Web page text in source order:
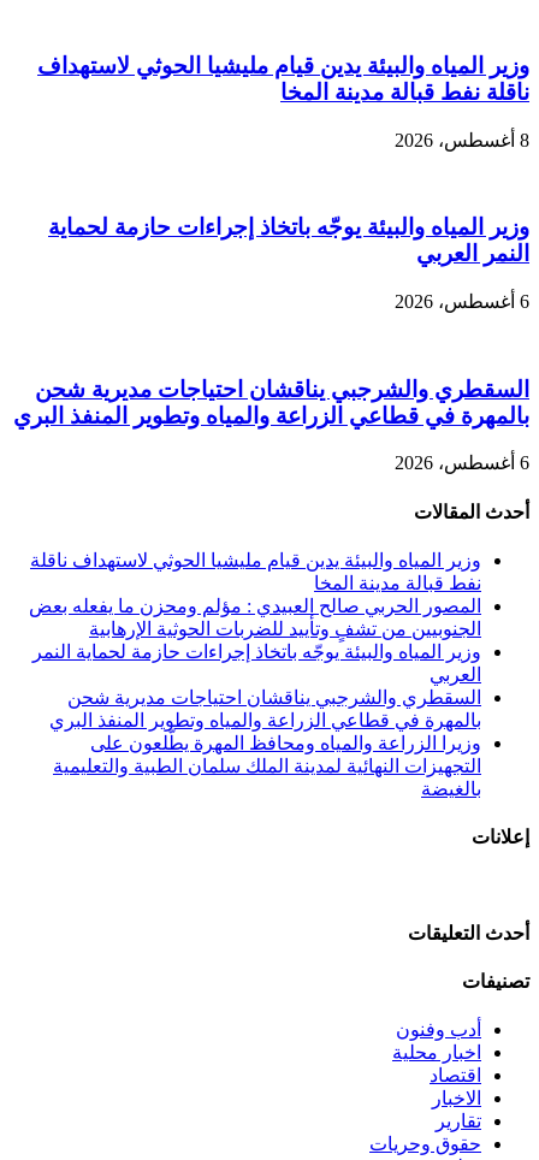
وزير المياه والبيئة يدين قيام مليشيا الحوثي لاستهداف
ناقلة نفط قبالة مدينة المخا
8 أغسطس، 2026
وزير المياه والبيئة يوجّه باتخاذ إجراءات حازمة لحماية
النمر العربي
6 أغسطس، 2026
السقطري والشرجبي يناقشان احتياجات مديرية شحن
بالمهرة في قطاعي الزراعة والمياه وتطوير المنفذ البري
6 أغسطس، 2026
أحدث المقالات
وزير المياه والبيئة يدين قيام مليشيا الحوثي لاستهداف ناقلة
نفط قبالة مدينة المخا
المصور الحربي صالح العبيدي : مؤلم ومحزن ما يفعله بعض
الجنوبيين من تشفٍ وتأييد للضربات الحوثية الإرهابية
وزير المياه والبيئة يوجّه باتخاذ إجراءات حازمة لحماية النمر
العربي
السقطري والشرجبي يناقشان احتياجات مديرية شحن
بالمهرة في قطاعي الزراعة والمياه وتطوير المنفذ البري
وزيرا الزراعة والمياه ومحافظ المهرة يطّلعون على
التجهيزات النهائية لمدينة الملك سلمان الطبية والتعليمية
بالغيضة
إعلانات
أحدث التعليقات
تصنيفات
أدب وفنون
اخبار محلية
اقتصاد
الاخبار
تقارير
حقوق وحريات